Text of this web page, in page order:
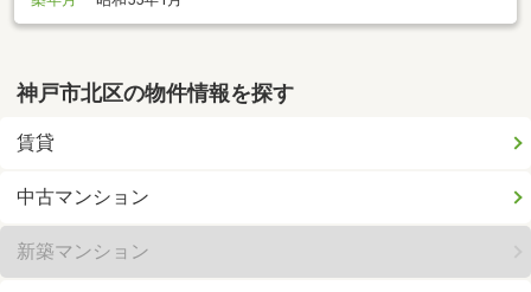
神戸市北区の物件情報を探す
賃貸
中古マンション
新築マンション